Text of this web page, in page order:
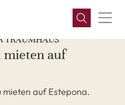
TRAUMHAUS
mieten auf
mieten auf Estepona.